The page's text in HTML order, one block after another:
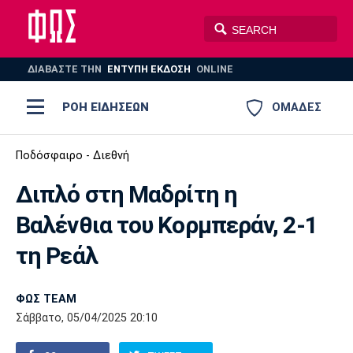
ΔΙΑΒΑΣΤΕ THN ΕΝΤΥΠΗ ΕΚΔΟΣΗ ONLINE
ΟΜΑΔΕΣ
ΡΟΗ ΕΙΔΗΣΕΩΝ
ΠΟΔΟΣΦΑΙΡΟ
ΠΟΛΟ ΣΠΟΡ
AUTO-MOTO
Ποδόσφαιρο
Super League 1
Super League 2
Γ Εθνική
Ελλάδα
Μπάσκετ
Ελλάδα
Εθνική
EuroLeague
Ολυμπιακοί Αγώνες
Βόλεϊ
Πόλο
Ολυμπιακός ΑΕΚ ΠΑΟΚ
Παναθηναϊκός Ατρόμητος
Ποδόσφαιρο - Διεθνή
Διπλό στη Μαδρίτη η
Βαλένθια του Κορμπεράν, 2-1
τη Ρεάλ
ΦΩΣ TEAM
Σάββατο, 05/04/2025 20:10